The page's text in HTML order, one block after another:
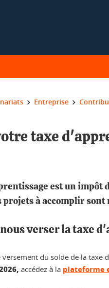
de recherche
Entreprise
taxe
est un impôt
projets à accomplir
verser la taxe
du solde de la taxe
accédez à la plateforme